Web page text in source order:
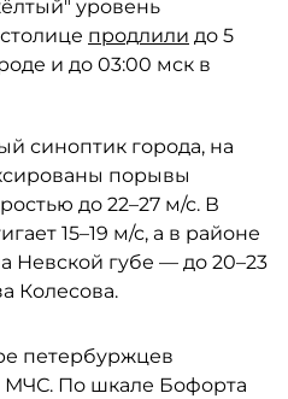
уровень
продлили до 5
и до 03:00 мск в
синоптик города, на
порывы
до 22–27 м/с. В
15–19 м/с, а в районе
Невской губе — до 20–23
Колесова.
петербуржцев
МЧС. По шкале Бофорта